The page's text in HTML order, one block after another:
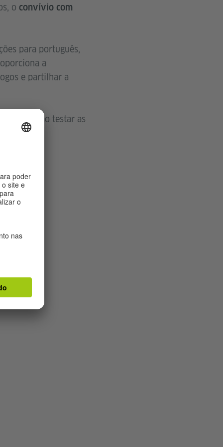
o convívio com
para português,
a
e partilhar a
poderão testar as